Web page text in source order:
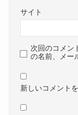
サイト
次回のコメン
の名前、メー
新しいコメント